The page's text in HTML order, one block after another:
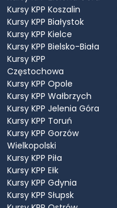
Kursy KPP Koszalin
Kursy KPP Białystok
Kursy KPP Kielce
Kursy KPP Bielsko-Biała
Kursy KPP
Częstochowa
Kursy KPP Opole
Kursy KPP Wałbrzych
Kursy KPP Jelenia Góra
Kursy KPP Toruń
Kursy KPP Gorzów
Wielkopolski
Kursy KPP Piła
Kursy KPP Ełk
Kursy KPP Gdynia
Kursy KPP Słupsk